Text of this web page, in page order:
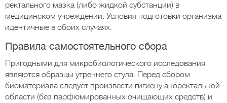
ректального мазка (либо жидкой субстанции) в
медицинском учреждении. Условия подготовки организма
идентичные в обоих случаях.
Правила самостоятельного сбора
Пригодными для микробиологического исследования
являются образцы утреннего стула. Перед сбором
биоматериала следует произвести гигиену аноректальной
области (без парфюмированных очищающих средств) и